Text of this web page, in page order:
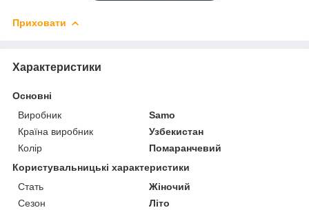
Приховати
Характеристики
Основні
Виробник
Samo
Країна виробник
Узбекистан
Колір
Помаранчевий
Користувальницькі характеристики
Стать
Жіночий
Сезон
Літо